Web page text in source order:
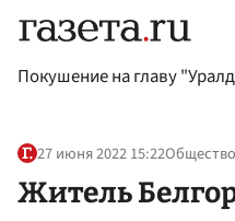
Покушение на главу
27 июня 2022 15:22Общество
Житель